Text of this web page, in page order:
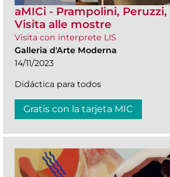
aMICi - Prampolini,
Visita alle mostre
Visita con interprete LIS
Galleria d'Arte Moderna
14/11/2023
Didáctica para todos
Gratis con la tarjeta MIC